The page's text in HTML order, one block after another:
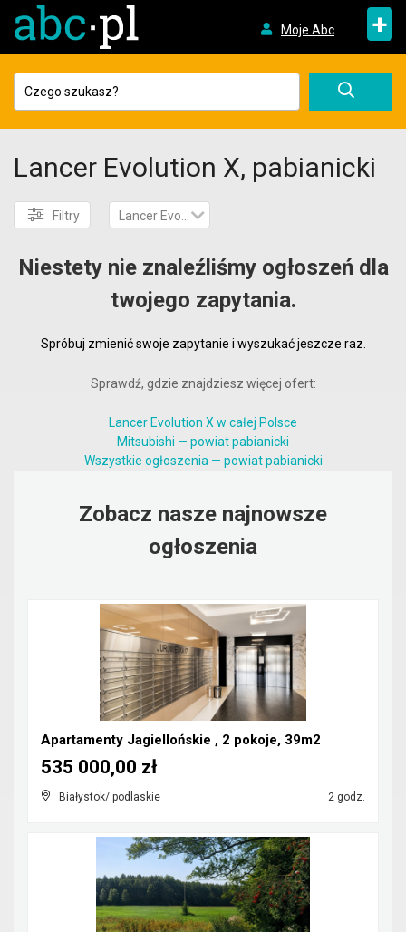
Moje Abc +
Lancer Evolution X, pabianicki
Filtry Lancer Evolution X
Niestety nie znaleźliśmy ogłoszeń dla
twojego zapytania.
Spróbuj zmienić swoje zapytanie i wyszukać jeszcze raz.
Sprawdź, gdzie znajdziesz więcej ofert:
Lancer Evolution X w całej Polsce
Mitsubishi — powiat pabianicki
Wszystkie ogłoszenia — powiat pabianicki
Zobacz nasze najnowsze
ogłoszenia
Apartamenty Jagiellońskie , 2 pokoje, 39m2
Białystok/ podlaskie 2 godz.
535 000,00 zł